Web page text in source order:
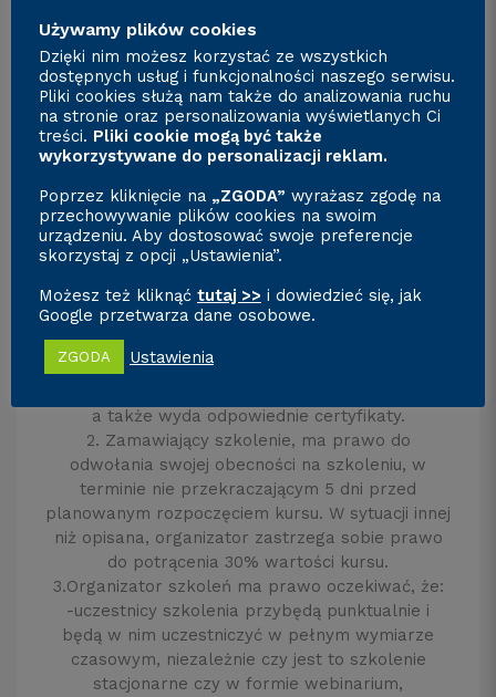
1. Zamawiający szkolenie ma prawo oczekiwać,
że:
-spełnione zostaną założone cele szkolenia z
oferty,
-szkolenia zostaną przeprowadzone
profesjonalnie zgodnie ze specyfikacją
– prowadzący szkolenie będzie przygotowany
należycie i będzie posiadał wiedzę zarówno
merytoryczną jak i praktyczną w zakresie
tematyki szkolenia,
-w przypadku szkolenia stacjonarnego zostaną
spełnione odpowiednie warunki pracy, w
szczególności dotyczące przepisów BHP, dostępu
do mediów socjalnych oraz reżimu sanitarnego,
a także wyda odpowiednie certyfikaty.
2. Zamawiający szkolenie, ma prawo do
odwołania swojej obecności na szkoleniu, w
terminie nie przekraczającym 5 dni przed
planowanym rozpoczęciem kursu. W sytuacji innej
niż opisana, organizator zastrzega sobie prawo
do potrącenia 30% wartości kursu.
3.Organizator szkoleń ma prawo oczekiwać, że:
-uczestnicy szkolenia przybędą punktualnie i
będą w nim uczestniczyć w pełnym wymiarze
czasowym, niezależnie czy jest to szkolenie
stacjonarne czy w formie webinarium,
Używamy plików cookies
Dzięki nim możesz korzystać ze wszystkich
dostępnych usług i funkcjonalności naszego serwisu.
Pliki cookies służą nam także do analizowania ruchu
na stronie oraz personalizowania wyświetlanych Ci
treści. Pliki cookie mogą być także
wykorzystywane do personalizacji reklam.
Poprzez kliknięcie na „ZGODA” wyrażasz zgodę na
przechowywanie plików cookies na swoim
urządzeniu. Aby dostosować swoje preferencje
skorzystaj z opcji „Ustawienia”.
Możesz też kliknąć tutaj >> i dowiedzieć się, jak
Google przetwarza dane osobowe.
ZGODA Ustawienia